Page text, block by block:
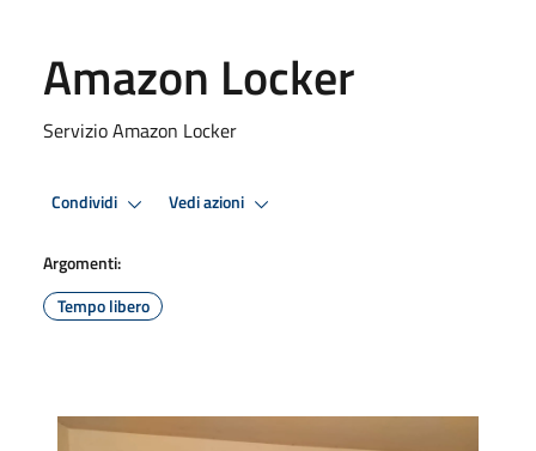
Amazon Locker
Servizio Amazon Locker
Condividi Vedi azioni
Argomenti:
Tempo libero